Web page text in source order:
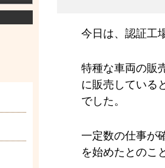
今日は、認証工
特種な車両の販
に販売している
でした。
一定数の仕事が
を始めたとのこ